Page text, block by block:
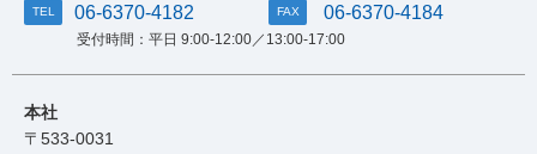
TEL 06-6370-4182 FAX 06-6370-4184
受付時間：平日 9:00-12:00／13:00-17:00
本社
〒533-0031